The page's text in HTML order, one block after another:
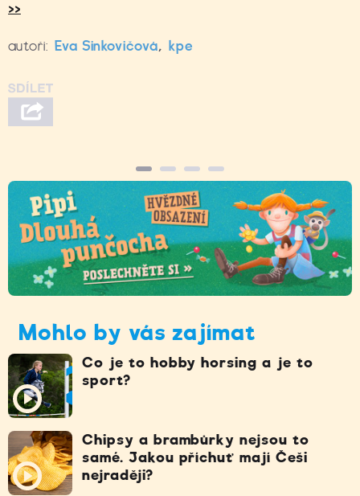
>>
autoři: Eva Sinkovičová, kpe
Mohlo by vás zajímat
Co je to hobby horsing a je to
sport?
Chipsy a brambůrky nejsou to
samé. Jakou příchuť mají Češi
nejraději?